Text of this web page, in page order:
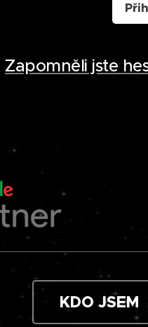
Zapomněli jste
KDO JSEM